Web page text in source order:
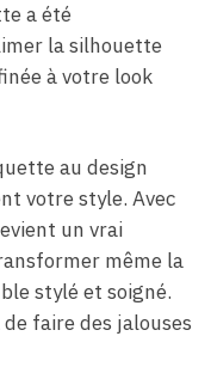
a été
la silhouette
à votre look
au design
votre style. Avec
un vrai
même la
stylé et soigné.
faire des jalouses